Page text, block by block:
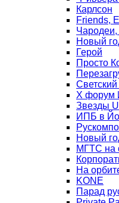
Карлсон
Friends,
Новый
Герой
Просто
Х форум
Звезды
ИПБ в
Новый
МГТС на
На
KONE
Парад